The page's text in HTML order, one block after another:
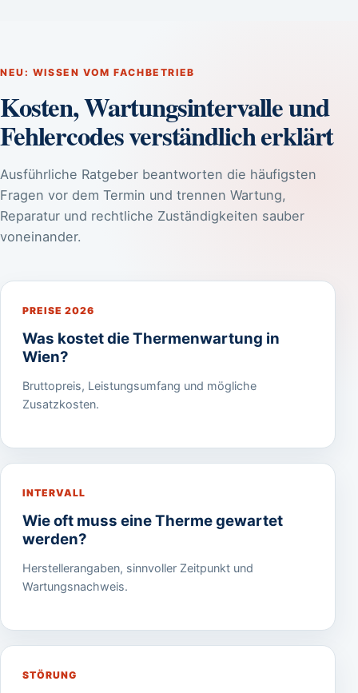
NEU: WISSEN VOM FACHBETRIEB
Kosten, Wartungsintervalle und
Fehlercodes verständlich erklärt
Ausführliche Ratgeber beantworten die häufigsten
Fragen vor dem Termin und trennen Wartung,
Reparatur und rechtliche Zuständigkeiten sauber
voneinander.
PREISE 2026
Was kostet die Thermenwartung in
Wien?
Bruttopreis, Leistungsumfang und mögliche
Zusatzkosten.
INTERVALL
Wie oft muss eine Therme gewartet
werden?
Herstellerangaben, sinnvoller Zeitpunkt und
Wartungsnachweis.
STÖRUNG